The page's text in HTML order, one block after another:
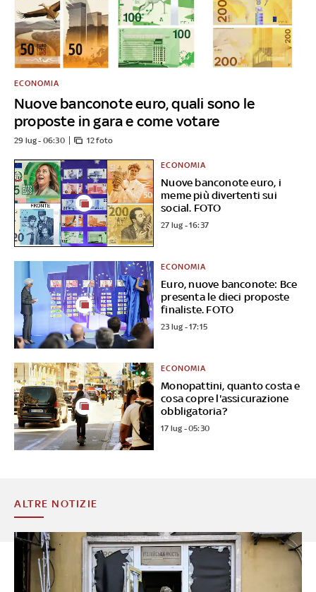
Nuove banconote euro, quali sono le
proposte in gara e come votare
ECONOMIA
29 lug - 06:30 12 foto
Nuove banconote euro, i
meme più divertenti sui
social. FOTO
ECONOMIA
27 lug - 16:37
Euro, nuove banconote: Bce
presenta le dieci proposte
finaliste. FOTO
ECONOMIA
23 lug - 17:15
Monopattini, quanto costa e
cosa copre l'assicurazione
obbligatoria?
ECONOMIA
17 lug - 05:30
ALTRE NOTIZIE